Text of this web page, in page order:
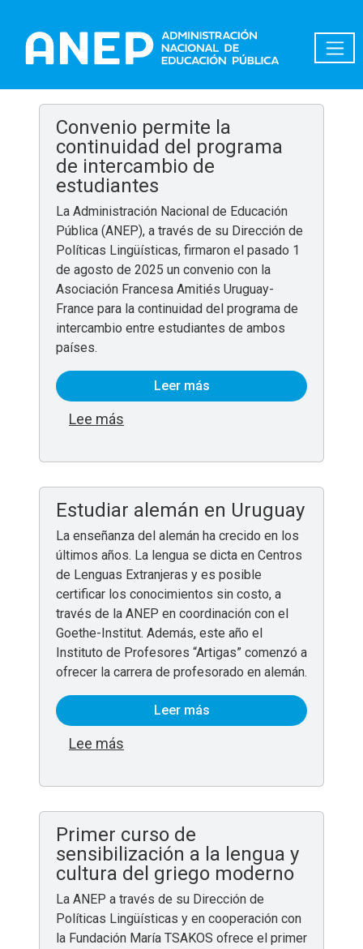
Convenio permite la
continuidad del programa
de intercambio de
estudiantes
La Administración Nacional de Educación
Pública (ANEP), a través de su Dirección de
Políticas Lingüísticas, firmaron el pasado 1
de agosto de 2025 un convenio con la
Asociación Francesa Amitiés Uruguay-
France para la continuidad del programa de
intercambio entre estudiantes de ambos
países.
Leer más
Lee más
Estudiar alemán en Uruguay
La enseñanza del alemán ha crecido en los
últimos años. La lengua se dicta en Centros
de Lenguas Extranjeras y es posible
certificar los conocimientos sin costo, a
través de la ANEP en coordinación con el
Goethe-Institut. Además, este año el
Instituto de Profesores “Artigas” comenzó a
ofrecer la carrera de profesorado en alemán.
Leer más
Lee más
Primer curso de
sensibilización a la lengua y
cultura del griego moderno
La ANEP a través de su Dirección de
Políticas Lingüísticas y en cooperación con
la Fundación María TSAKOS ofrece el primer